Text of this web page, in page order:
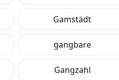
Gamstädt
gangbare
Gangzahl